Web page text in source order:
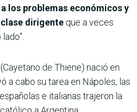
los problemas económicos y
dirigente que a veces
de Thiene) nació en
a cabo su tarea en Nápoles, las
e italianas trajeron la